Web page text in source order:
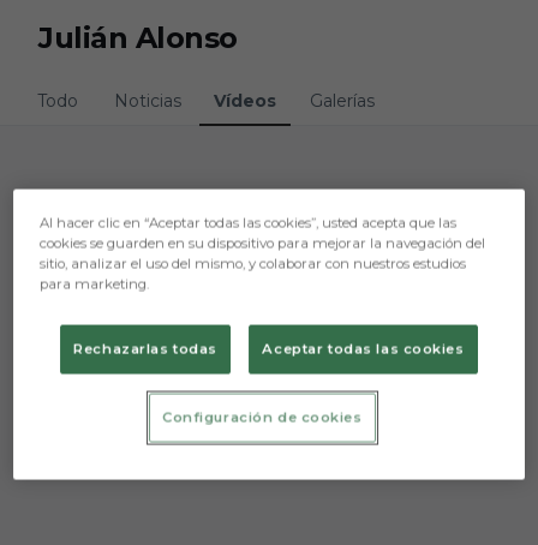
Julián Alonso
Todo Noticias Vídeos Galerías
Lo sentimos, no hemos encontrado nada.
Intenta otra búsqueda.
Al hacer clic en “Aceptar todas las cookies”, usted acepta que las
cookies se guarden en su dispositivo para mejorar la navegación del
sitio, analizar el uso del mismo, y colaborar con nuestros estudios
para marketing.
Rechazarlas todas Aceptar todas las cookies
Configuración de cookies